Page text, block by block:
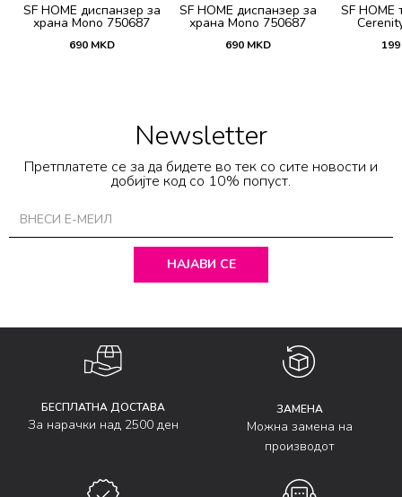
SF HOME диспанзер за
храна Mono 750687
690 MKD
SF HOME диспанзер за
храна Mono 750687
690 MKD
SF HOME
199
Newsletter
Претплатете се за да бидете во тек со сите новости и
добијте код со 10% попуст.
НАЈАВИ СЕ
БЕСПЛАТНА ДОСТАВА
За нарачки над 2500 ден
ЗАМЕНА
Можна замена на
производот